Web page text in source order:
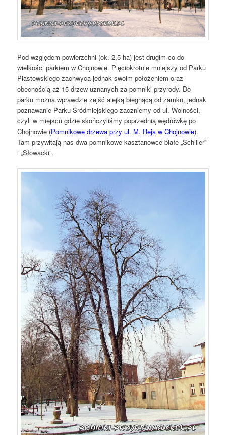
Pod względem powierzchni (ok. 2,5 ha) jest drugim co do
wielkości parkiem w Chojnowie. Pięciokrotnie mniejszy od Parku
Piastowskiego zachwyca jednak swoim położeniem oraz
obecnością aż 15 drzew uznanych za pomniki przyrody. Do
parku można wprawdzie zejść alejką biegnącą od zamku, jednak
poznawanie Parku Śródmiejskiego zaczniemy od ul. Wolności,
czyli w miejscu gdzie skończyliśmy poprzednią wędrówkę po
Chojnowie (Pomnikowe drzewa przy ul. M. Reja w Chojnowie).
Tam przywitają nas dwa pomnikowe kasztanowce białe „Schiller”
i „Słowacki”.